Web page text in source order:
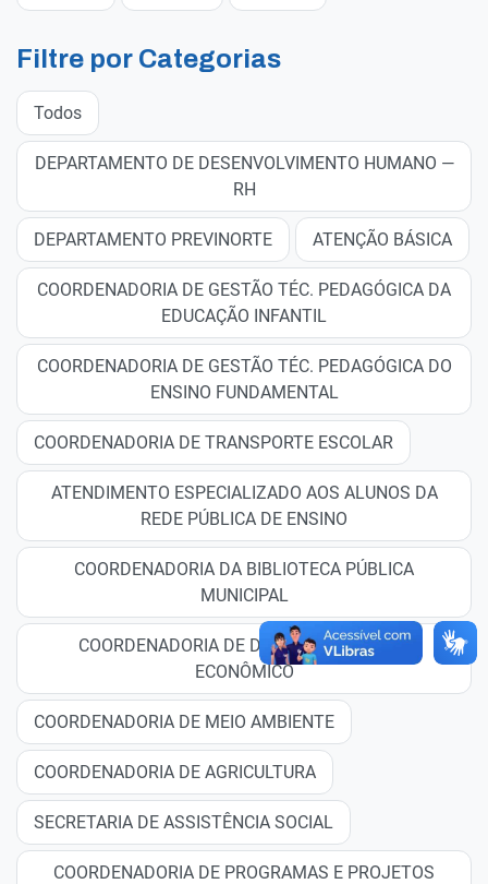
Filtre por Categorias
Todos
DEPARTAMENTO DE DESENVOLVIMENTO HUMANO —
RH
DEPARTAMENTO PREVINORTE ATENÇÃO BÁSICA
COORDENADORIA DE GESTÃO TÉC. PEDAGÓGICA DA
EDUCAÇÃO INFANTIL
COORDENADORIA DE GESTÃO TÉC. PEDAGÓGICA DO
ENSINO FUNDAMENTAL
COORDENADORIA DE TRANSPORTE ESCOLAR
ATENDIMENTO ESPECIALIZADO AOS ALUNOS DA
REDE PÚBLICA DE ENSINO
COORDENADORIA DA BIBLIOTECA PÚBLICA
MUNICIPAL
COORDENADORIA DE DESENVOLVIMENTO
ECONÔMICO
COORDENADORIA DE MEIO AMBIENTE
COORDENADORIA DE AGRICULTURA
SECRETARIA DE ASSISTÊNCIA SOCIAL
COORDENADORIA DE PROGRAMAS E PROJETOS